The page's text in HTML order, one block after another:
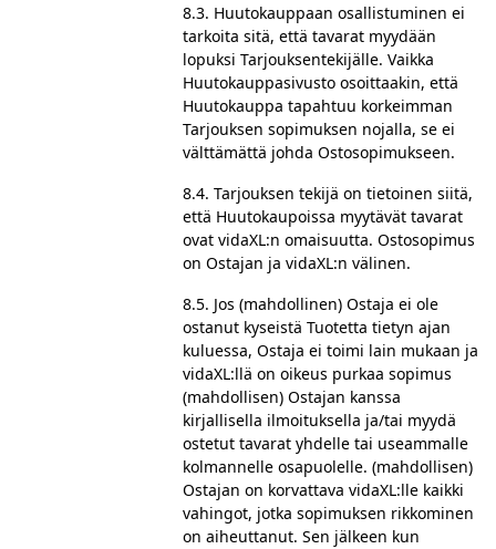
8.3. Huutokauppaan osallistuminen ei
tarkoita sitä, että tavarat myydään
lopuksi Tarjouksentekijälle. Vaikka
Huutokauppasivusto osoittaakin, että
Huutokauppa tapahtuu korkeimman
Tarjouksen sopimuksen nojalla, se ei
välttämättä johda Ostosopimukseen.
8.4. Tarjouksen tekijä on tietoinen siitä,
että Huutokaupoissa myytävät tavarat
ovat vidaXL:n omaisuutta. Ostosopimus
on Ostajan ja vidaXL:n välinen.
8.5. Jos (mahdollinen) Ostaja ei ole
ostanut kyseistä Tuotetta tietyn ajan
kuluessa, Ostaja ei toimi lain mukaan ja
vidaXL:llä on oikeus purkaa sopimus
(mahdollisen) Ostajan kanssa
kirjallisella ilmoituksella ja/tai myydä
ostetut tavarat yhdelle tai useammalle
kolmannelle osapuolelle. (mahdollisen)
Ostajan on korvattava vidaXL:lle kaikki
vahingot, jotka sopimuksen rikkominen
on aiheuttanut. Sen jälkeen kun